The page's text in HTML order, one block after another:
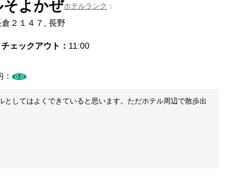
そよかぜホテルランク
２１４７, 長野
チェックアウト 11:00
0.0
としてはよくできていると思います。ただホテル周辺で散歩出